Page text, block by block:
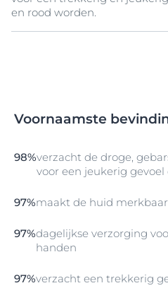
en rood worden.
Menthoxypropanediol( MPD)
verzacht. Dit complex,
versterken,droogheid te
gevoel van de huid te
wordt gewaardeerd om haar
allergisch voor zijn.
Bij regelmatig gebruik
ondanks vaak wassen.
Voornaamste
98%verzacht de droge,
voor een jeukerig
97%maakt de huid
97%dagelijkse verzorging
handen
97%verzacht een trekkerig